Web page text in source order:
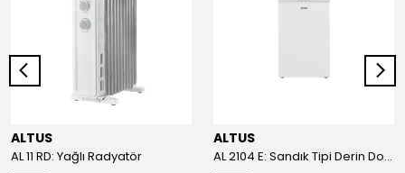
ALTUS
AL 11 RD: Yağlı Radyatör
ALTUS
AL 2104 E: Sandık Tipi Derin Dondurucu